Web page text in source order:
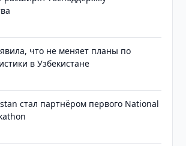
что не меняет планы по
в Узбекистане
стал партнёром первого National